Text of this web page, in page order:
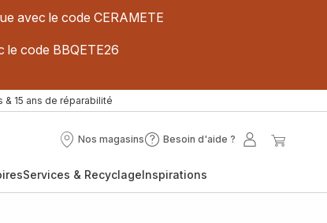
avec le code CERAMETE
le code BBQETE26
& 15 ans de réparabilité
Nos magasins
Nos
Besoin d'aide ?
Besoin
?
Mon
Services & RecyclageInspirations